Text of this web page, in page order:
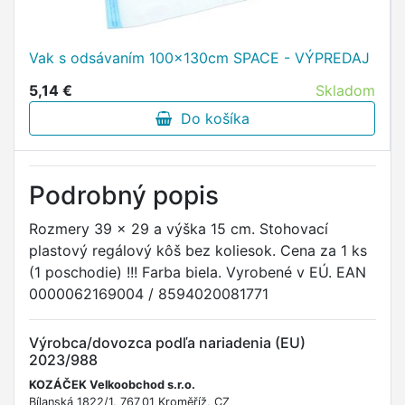
Vak s odsávaním 100x130cm SPACE - VÝPREDAJ
5,14 €
Skladom
Do košíka
Podrobný popis
Rozmery 39 x 29 a výška 15 cm. Stohovací
plastový regálový kôš bez koliesok. Cena za 1 ks
(1 poschodie) !!! Farba biela. Vyrobené v EÚ. EAN
0000062169004 / 8594020081771
Výrobca/dovozca podľa nariadenia (EU)
2023/988
KOZÁČEK Velkoobchod s.r.o.
Bílanská 1822/1, 767 01 Kroměříž, CZ